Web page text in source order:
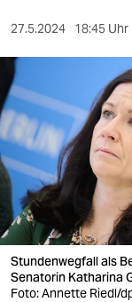
sport
berlin
nord
wahrheit
verlag
verlag
27.5.2024 18:45 Uhr
Stundenwegfall als
Senatorin Katharina
Foto: Annette Riedl/